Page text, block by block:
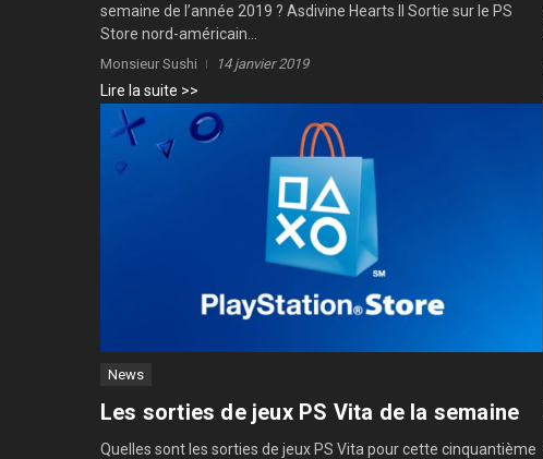
semaine de l’année 2019 ? Asdivine Hearts II Sortie sur le PS
Store nord-américain...
Monsieur Sushi 14 janvier 2019
Lire la suite >>
News
Les sorties de jeux PS Vita de la semaine
Quelles sont les sorties de jeux PS Vita pour cette cinquantième